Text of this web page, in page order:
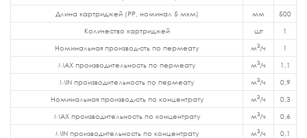
Длина картриджей (PP, номинал 5 мкм) мм 500
Количество картриджей шт 1
Номинальная производ-сть по пермеату м3/ч 1
MAX производительность по пермеату м3/ч 1,1
MIN производительность по пермеату м3/ч 0,9
Номинальная производ-сть по концентрату м3/ч 0,3
MAX производительность по концентрату м3/ч 0,6
MIN производительность по концентрату м3/ч 0,1